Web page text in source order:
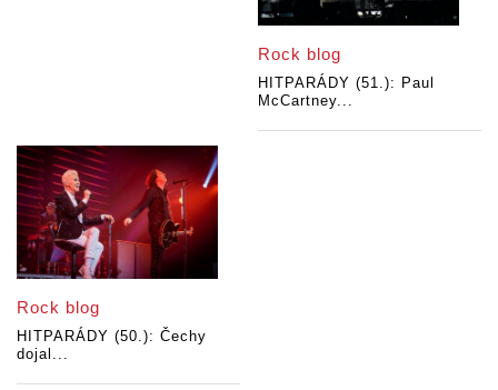
Rock blog
HITPARÁDY (51.): Paul
McCartney...
Rock blog
HITPARÁDY (50.): Čechy
dojal...